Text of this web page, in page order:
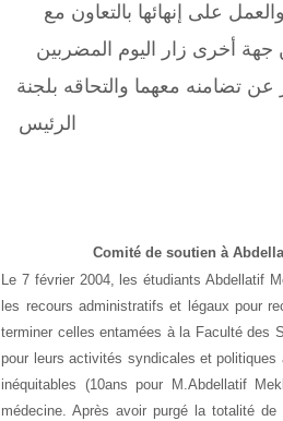
على إنهائها بالتعاون مع
جهة أخرى زار اليوم المضربين
تضامنه معهما والتحاقه بلجنة
الهمامي. الرئيس
Comité de soutien à
Le 7 février 2004, les étudiants Abdellatif
les recours administratifs et légaux pour
terminer celles entamées à la Faculté des
pour leurs activités syndicales et politiques
inéquitables (10ans pour M.Abdellatif
médecine. Après avoir purgé la totalité